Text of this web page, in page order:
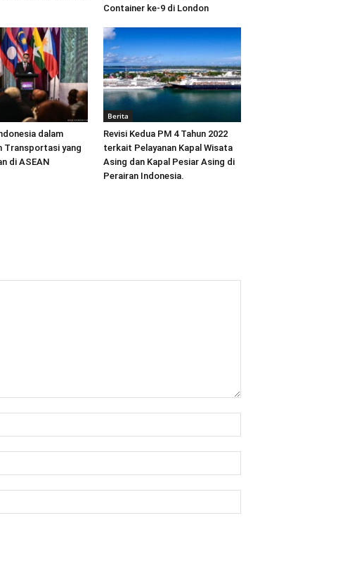
Container ke-9 di London
dalam
Transportasi yang
di ASEAN
Berita
Revisi Kedua PM 4 Tahun 2022
terkait Pelayanan Kapal Wisata
Asing dan Kapal Pesiar Asing di
Perairan Indonesia.